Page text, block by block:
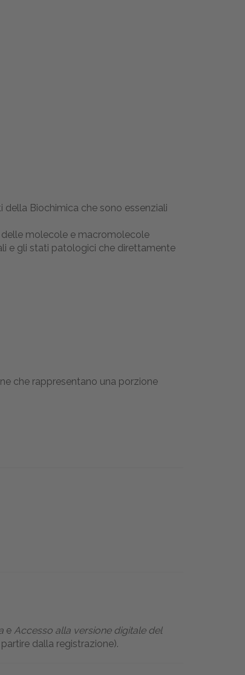
Biochimica che sono essenziali
molecole e macromolecole
e gli stati patologici che direttamente
che rappresentano una porzione
e Accesso alla versione digitale del
dalla registrazione).